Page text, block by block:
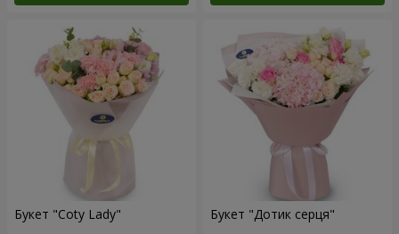
Букет "Coty Lady" Букет "Дотик серця"